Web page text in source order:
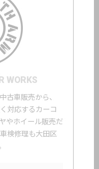
WORKS
古車販売から、
対応するカーコ
やホイール販売だ
検修理も大田区